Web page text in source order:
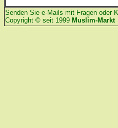
Senden Sie e-Mails mit Fragen oder
Copyright © seit 1999 Muslim-Markt